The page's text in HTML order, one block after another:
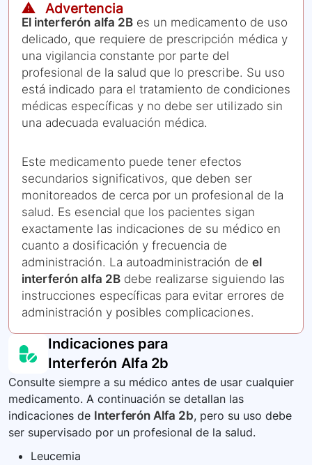
⚠️ Advertencia
El interferón alfa 2Bes un medicamento de uso
delicado, que requiere de prescripción médica y
una vigilancia constante por parte del
profesional de la salud que lo prescribe. Su uso
está indicado para el tratamiento de condiciones
médicas específicas y no debe ser utilizado sin
una adecuada evaluación médica.
Este medicamento puede tener efectos
secundarios significativos, que deben ser
monitoreados de cerca por un profesional de la
salud. Es esencial que los pacientes sigan
exactamente las indicaciones de su médico en
cuanto a dosificación y frecuencia de
administración. La autoadministración de el
interferón alfa 2Bdebe realizarse siguiendo las
instrucciones específicas para evitar errores de
administración y posibles complicaciones.
Indicaciones para
Interferón Alfa 2b
Consulte siempre a su médico antes de usar cualquier
medicamento. A continuación se detallan las
indicaciones de Interferón Alfa 2b, pero su uso debe
ser supervisado por un profesional de la salud.
Leucemia